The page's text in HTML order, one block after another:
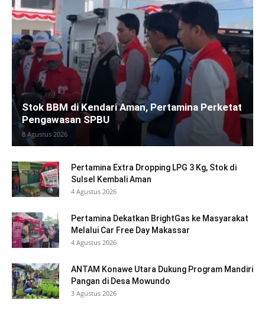
Stok BBM di Kendari Aman, Pertamina Perketat
Pengawasan SPBU
8 Agustus 2026
Pertamina Extra Dropping LPG 3 Kg, Stok di
Sulsel Kembali Aman
4 Agustus 2026
Pertamina Dekatkan BrightGas ke Masyarakat
Melalui Car Free Day Makassar
4 Agustus 2026
ANTAM Konawe Utara Dukung Program Mandiri
Pangan di Desa Mowundo
3 Agustus 2026